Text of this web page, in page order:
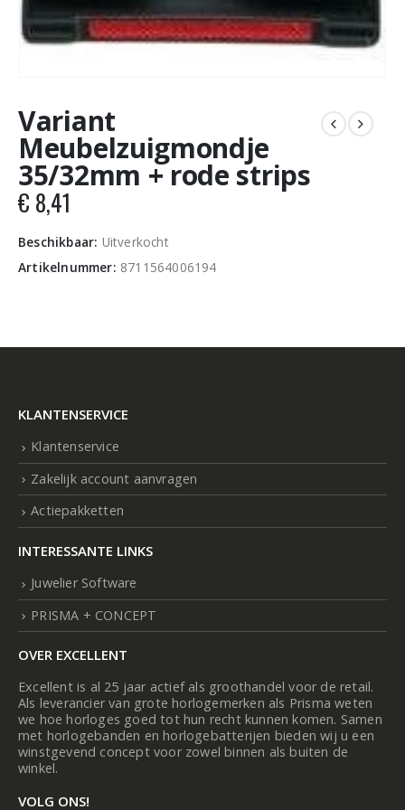
Variant
Meubelzuigmondje
35/32mm + rode strips
€ 8,41
Beschikbaar: Uitverkocht
Artikelnummer: 8711564006194
KLANTENSERVICE
Klantenservice
Zakelijk account aanvragen
Actiepakketten
INTERESSANTE LINKS
Juwelier Software
PRISMA + CONCEPT
OVER EXCELLENT
Excellent is al 25 jaar actief als groothandel voor de retail.
Als leverancier van grote horlogemerken als Prisma weten
we hoe horloges goed tot hun recht kunnen komen. Samen
met horlogebanden en horlogebatterijen bieden wij u een
winstgevend concept voor zowel binnen als buiten de
winkel.
VOLG ONS!